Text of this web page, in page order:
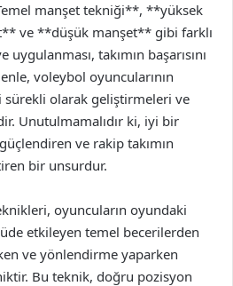
manşet tekniği**, **yüksek
ve **düşük manşet** gibi farklı
takımın başarısını
voleybol oyuncularının
olarak geliştirmeleri ve
Unutulmamalıdır ki, iyi bir
ve rakip takımın
bir unsurdur.
oyuncuların oyundaki
etkileyen temel becerilerden
ve yönlendirme yaparken
Bu teknik, doğru pozisyon